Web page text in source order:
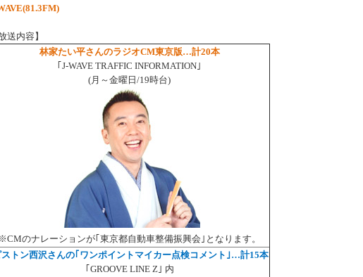
送内容】
林家たい平さんのラジオCM東京版…計20本
｢J-WAVE TRAFFIC INFORMATION｣
(月～金曜日/19時台)
のナレーションが｢東京都自動車整備振興会｣となります。
トン西沢さんの｢ワンポイントマイカー点検コメント｣…計15本
｢GROOVE LINE Z｣ 内